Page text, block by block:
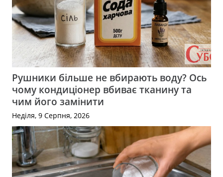
Рушники більше не вбирають воду? Ось
чому кондиціонер вбиває тканину та
чим його замінити
Неділя, 9 Серпня, 2026